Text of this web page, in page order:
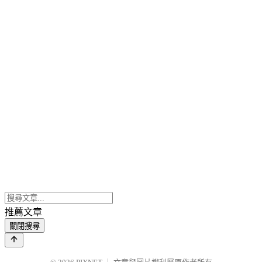
推薦文章
關閉搜尋